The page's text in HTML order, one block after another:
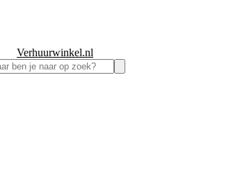
Verhuurwinkel.nl